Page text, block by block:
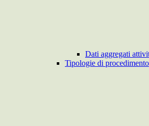
Dati aggregati
Tipologie di procedimento